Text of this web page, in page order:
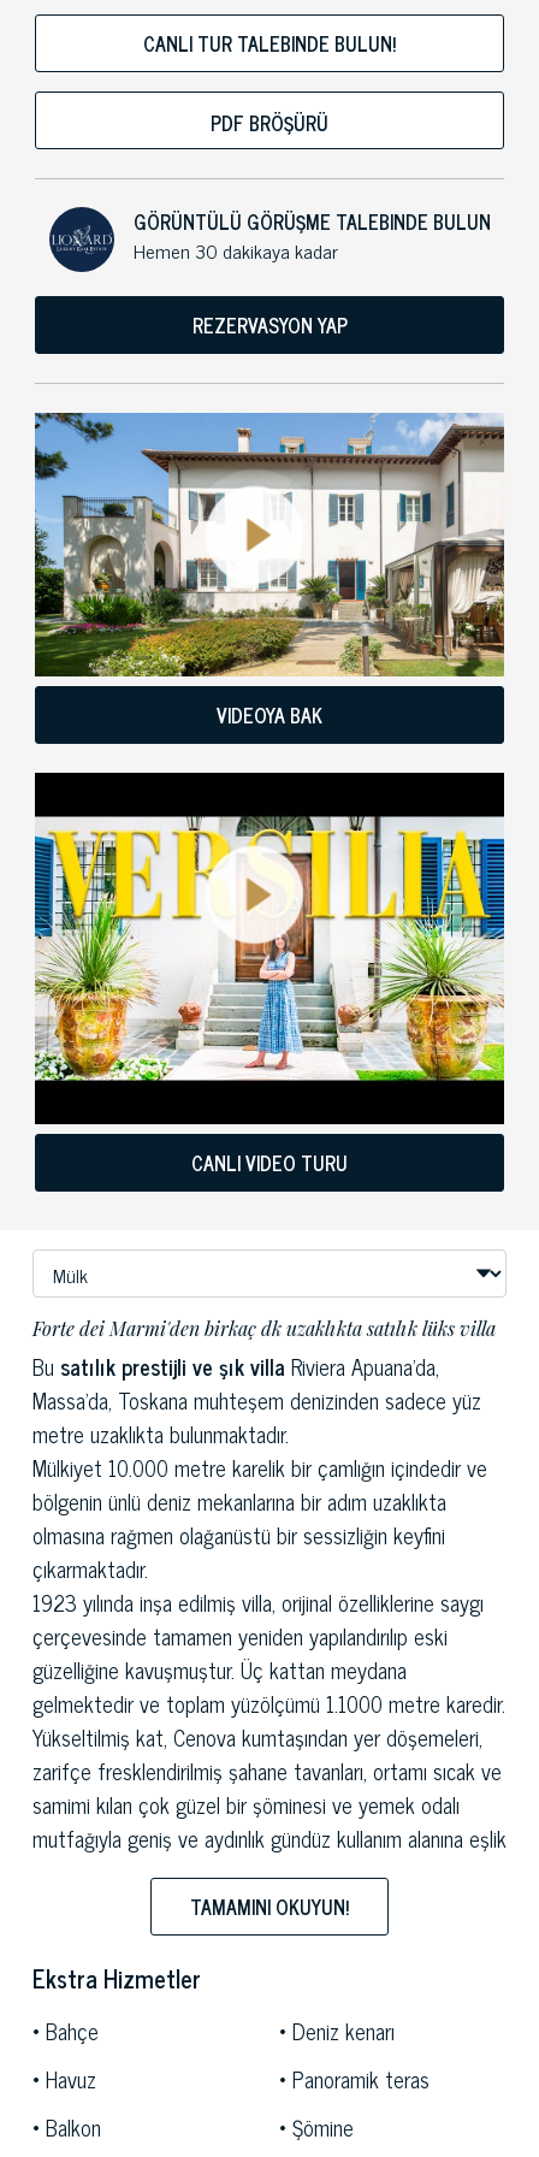
CANLI TUR TALEBINDE BULUN!
PDF BRÖŞÜRÜ
GÖRÜNTÜLÜ GÖRÜŞME TALEBINDE BULUN
Hemen 30 dakikaya kadar
REZERVASYON YAP
VIDEOYA BAK
CANLI VIDEO TURU
Forte dei Marmi'den birkaç dk uzaklıkta satılık lüks villa
Bu satılık prestijli ve şık villa Riviera Apuana'da,
Massa'da, Toskana muhteşem denizinden sadece yüz
metre uzaklıkta bulunmaktadır.
Mülkiyet 10.000 metre karelik bir çamlığın içindedir ve
bölgenin ünlü deniz mekanlarına bir adım uzaklıkta
olmasına rağmen olağanüstü bir sessizliğin keyfini
çıkarmaktadır.
1923 yılında inşa edilmiş villa, orijinal özelliklerine saygı
çerçevesinde tamamen yeniden yapılandırılıp eski
güzelliğine kavuşmuştur. Üç kattan meydana
gelmektedir ve toplam yüzölçümü 1.1000 metre karedir.
Yükseltilmiş kat, Cenova kumtaşından yer döşemeleri,
zarifçe fresklendirilmiş şahane tavanları, ortamı sıcak ve
samimi kılan çok güzel bir şöminesi ve yemek odalı
mutfağıyla geniş ve aydınlık gündüz kullanım alanına eşlik
eden çok şık bir girişle açılmaktadır. Gene bu katta
banyolu zarif bir suit ve sahip olduğu küçük bir salon
mevcuttur. Burada ayrıca, ev çalışanları için bağımsız
küçük bir daire, misafirler için başka bir banyo,
muhafaza edilmiş, camdan dekore edilmiş ve antik
beyaz mermerden yapılmış mükemmel merdiven,
katına eşlik etmektedir. Bu katta, banyolu şık dört suit
TAMAMINI OKUYUN!
Ekstra Hizmetler
Bahçe
Deniz kenarı
Havuz
Panoramik teras
Balkon
Şömine